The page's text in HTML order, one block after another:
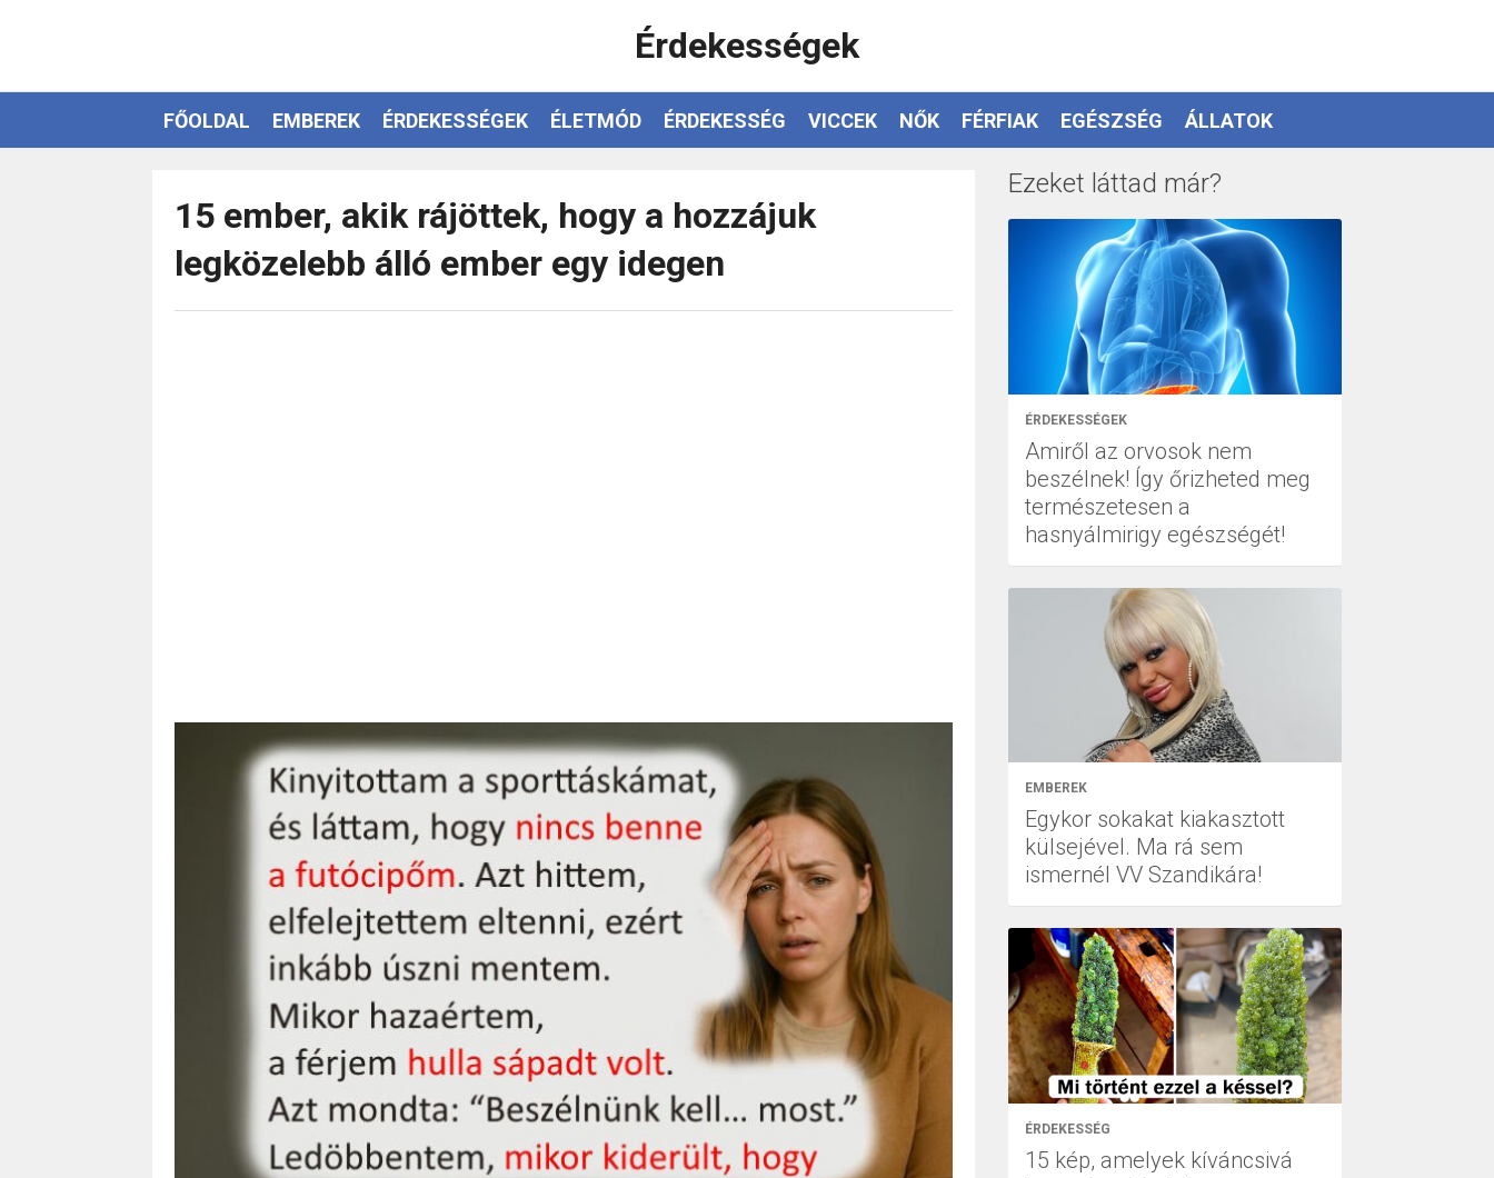
Érdekességek
FŐOLDAL EMBEREK ÉRDEKESSÉGEK ÉLETMÓD ÉRDEKESSÉG VICCEK NŐK FÉRFIAK EGÉSZSÉG ÁLLATOK
15 ember, akik rájöttek, hogy a hozzájuk
legközelebb álló ember egy idegen
Ezeket láttad már?
ÉRDEKESSÉGEK
Amiről az orvosok nem
beszélnek! Így őrizheted meg
természetesen a
hasnyálmirigy egészségét!
EMBEREK
Egykor sokakat kiakasztott
külsejével. Ma rá sem
ismernél VV Szandikára!
ÉRDEKESSÉG
15 kép, amelyek kíváncsivá